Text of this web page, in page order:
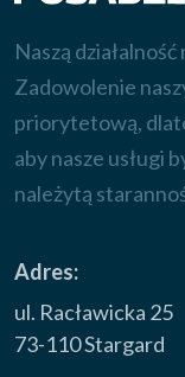
Naszą
Zadowolenie
priorytetową,
aby nasze usługi
należytą
Adres:
ul. Racławicka 25
73-110 Stargard